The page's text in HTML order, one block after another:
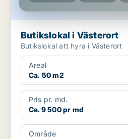
Butikslokal i Västerort
Butikslokal att hyra i Västerort
Areal
Ca. 50 m2
Pris pr. md.
Ca. 9 500 pr md
Område